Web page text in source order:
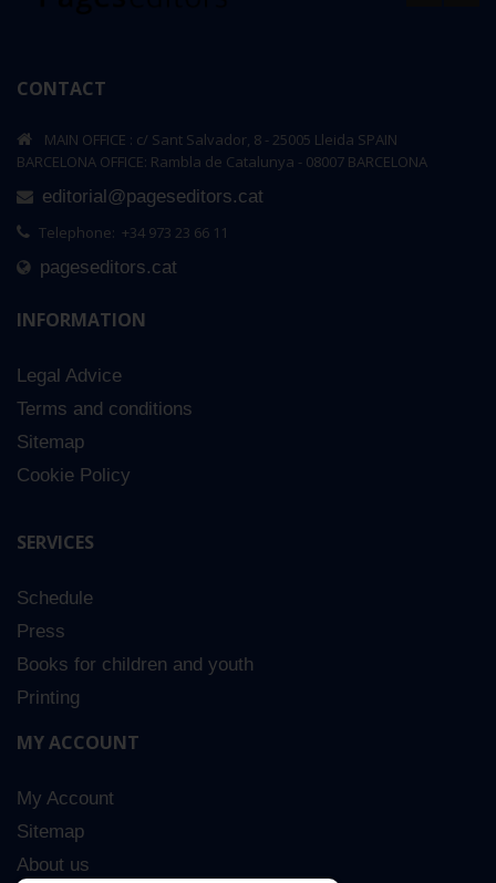
CONTACT
MAIN OFFICE : c/ Sant Salvador, 8 - 25005 Lleida SPAIN
BARCELONA OFFICE: Rambla de Catalunya - 08007 BARCELONA
editorial@pageseditors.cat
Telephone: +34 973 23 66 11
pageseditors.cat
INFORMATION
Legal Advice
Terms and conditions
Sitemap
Cookie Policy
SERVICES
Schedule
Press
Books for children and youth
Printing
MY ACCOUNT
My Account
Sitemap
About us